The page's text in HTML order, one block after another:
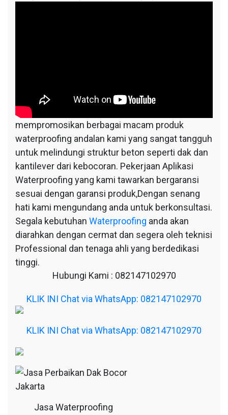
mempromosikan berbagai macam produk
waterproofing andalan kami yang sangat tangguh
untuk melindungi struktur beton seperti dak dan
kantilever dari kebocoran. Pekerjaan Aplikasi
Waterproofing yang kami tawarkan bergaransi
sesuai dengan garansi produk,Dengan senang
hati kami mengundang anda untuk berkonsultasi.
Segala kebutuhan Waterproofing anda akan
diarahkan dengan cermat dan segera oleh teknisi
Professional dan tenaga ahli yang berdedikasi
tinggi.
Hubungi Kami : 082147102970
KLIK INI Chat via WhatsApp: 082147102970
KLIK INI Chat via WhatsApp: 082147102970
Jasa Waterproofing